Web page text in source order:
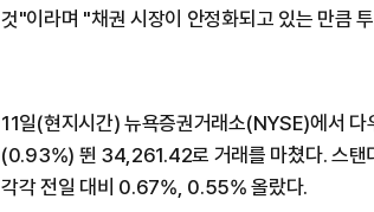
것"이라며 "채권 시장이 안정화되고 있는 만큼
11일(현지시간) 뉴욕증권거래소(NYSE)에서
(0.93%) 뛴 34,261.42로 거래를 마쳤다. 스탠
각각 전일 대비 0.67%, 0.55% 올랐다.